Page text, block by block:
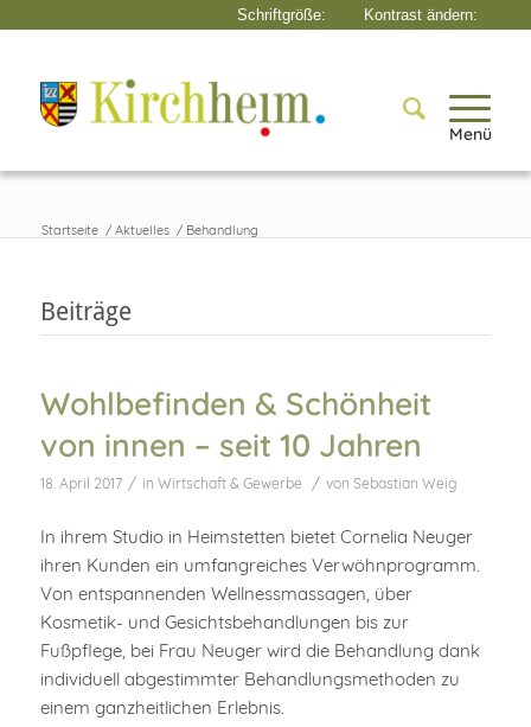
Menü
Startseite / Aktuelles / Behandlung
Beiträge
Wohlbefinden & Schönheit
von innen – seit 10 Jahren
18. April 2017 / in Wirtschaft & Gewerbe / von Sebastian Weig
In ihrem Studio in Heimstetten bietet Cornelia Neuger
ihren Kunden ein umfangreiches Verwöhnprogramm.
Von entspannenden Wellnessmassagen, über
Kosmetik- und Gesichtsbehandlungen bis zur
Fußpflege, bei Frau Neuger wird die Behandlung dank
individuell abgestimmter Behandlungsmethoden zu
einem ganzheitlichen Erlebnis.